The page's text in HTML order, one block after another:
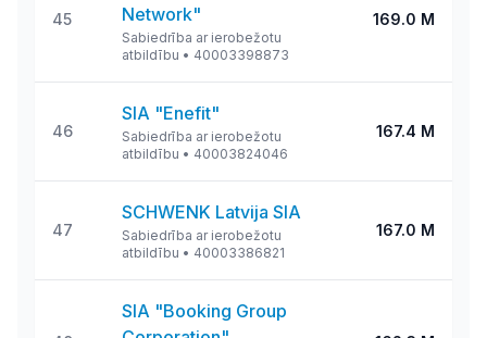
45
Network"
Sabiedrība ar ierobežotu
atbildību • 40003398873
169.0 M
46
SIA "Enefit"
Sabiedrība ar ierobežotu
atbildību • 40003824046
167.4 M
47
SCHWENK Latvija SIA
Sabiedrība ar ierobežotu
atbildību • 40003386821
167.0 M
SIA "Booking Group